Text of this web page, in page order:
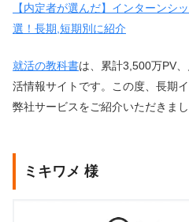
【内定者が選んだ】インターンシ
選！長期,短期別に紹介
就活の教科書は、累計3,500万PV
活情報サイトです。この度、長期
弊社サービスをご紹介いただきまし
ミキワメ 様